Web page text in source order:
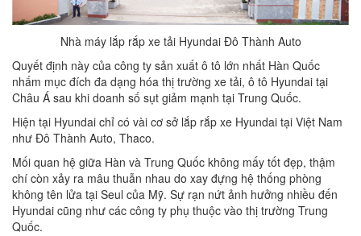
Nhà máy lắp rắp xe tải Hyundai Đô Thành Auto
Quyết định này của công ty sản xuất ô tô lớn nhất Hàn Quốc
nhấm mục đích đa dạng hóa thị trường xe tải, ô tô Hyundai tại
Châu Á sau khi doanh số sụt giảm mạnh tại Trung Quốc.
Hiện tại Hyundai chỉ có vài cơ sở lắp rắp xe Hyundai tại Việt Nam
như Đô Thành Auto, Thaco.
Mối quan hệ giữa Hàn và Trung Quốc không mấy tốt đẹp, thậm
chí còn xảy ra mâu thuẫn nhau do xay đựng hệ thống phòng
không tên lửa tại Seul của Mỹ. Sự rạn nứt ảnh hưởng nhiều đến
Hyundai cũng như các công ty phụ thuộc vào thị trường Trung
Quốc.